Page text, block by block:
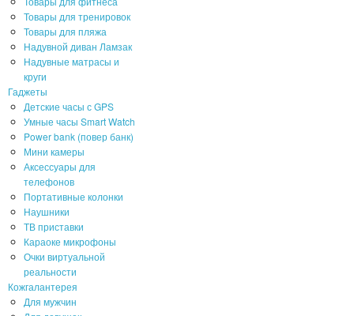
Товары для тренировок
Товары для пляжа
Надувной диван Ламзак
Надувные матрасы и
круги
Гаджеты
Детские часы с GPS
Умные часы Smart Watch
Power bank (повер банк)
Мини камеры
Аксессуары для
телефонов
Портативные колонки
Наушники
ТВ приставки
Караоке микрофоны
Очки виртуальной
реальности
Кожгалантерея
Для мужчин